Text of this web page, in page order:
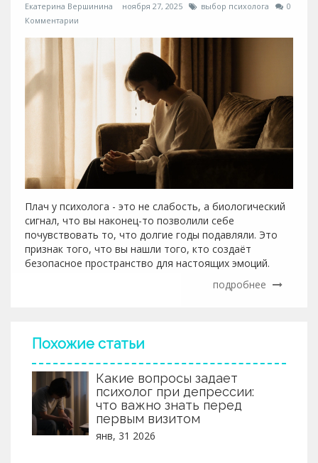
Екатерина Вершинина ноября 27, 2025 выбор психолога
0
Комментарии
Плач у психолога - это не слабость, а биологический
сигнал, что вы наконец-то позволили себе
почувствовать то, что долгие годы подавляли. Это
признак того, что вы нашли того, кто создаёт
безопасное пространство для настоящих эмоций.
подробнее
Похожие статьи
Какие вопросы задает
психолог при депрессии:
что важно знать перед
первым визитом
янв, 31 2026